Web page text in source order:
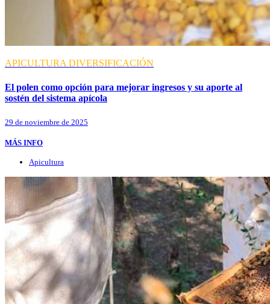
APICULTURADIVERSIFICACIÓN
El polen como opción para mejorar ingresos y su aporte al
sostén del sistema apícola
29 de noviembre de 2025
MÁS INFO
Apicultura